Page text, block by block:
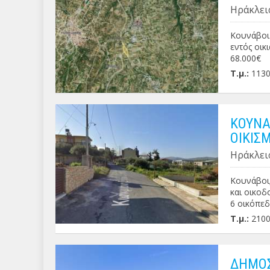
εντός
68.000€
Τ.μ.:
και
6
: 120.000€
Τ.μ.: